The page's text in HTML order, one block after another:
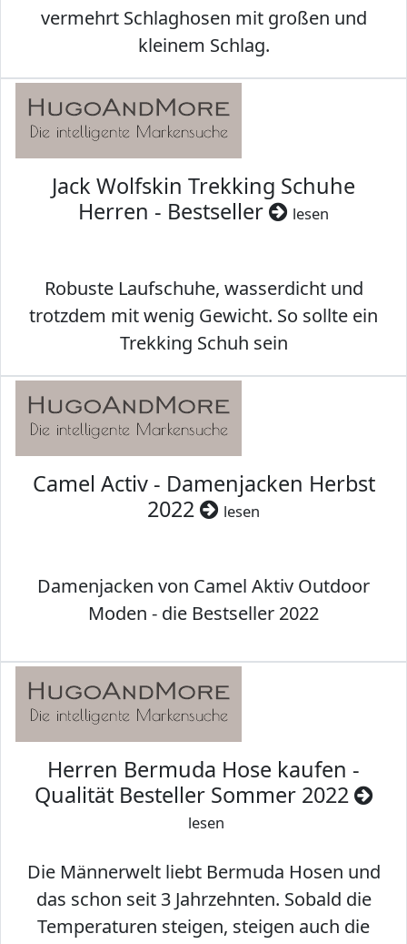
vermehrt Schlaghosen mit großen und
kleinem Schlag.
Jack Wolfskin Trekking Schuhe
Herren - Bestseller
lesen
Robuste Laufschuhe, wasserdicht und
trotzdem mit wenig Gewicht. So sollte ein
Trekking Schuh sein
Camel Activ - Damenjacken Herbst
2022
lesen
Damenjacken von Camel Aktiv Outdoor
Moden - die Bestseller 2022
Herren Bermuda Hose kaufen -
Qualität Besteller Sommer 2022
lesen
Die Männerwelt liebt Bermuda Hosen und
das schon seit 3 Jahrzehnten. Sobald die
Temperaturen steigen, steigen auch die